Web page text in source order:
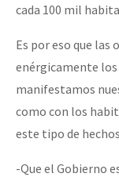
cada 100 mil
Es por eso que
enérgicamente los
manifestamos
como con los
este tipo de
-Que el Gobierno